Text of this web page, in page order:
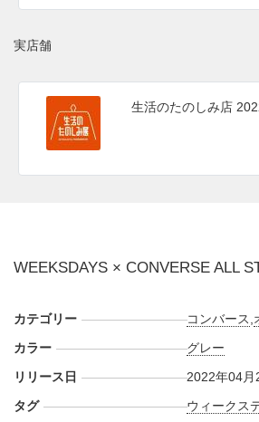
実店舗
生活のたのしみ店
WEEKSDAYS × CONVERSE ALL
カテゴリー コンバース
カラー
グレー
リリース日
2022年04月
タグ
ウィークス